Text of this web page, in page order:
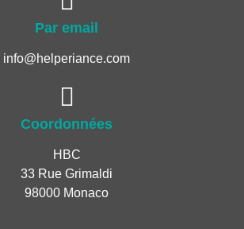
Par email
info@helperiance.com
Coordonnées
HBC
33 Rue Grimaldi
98000 Monaco